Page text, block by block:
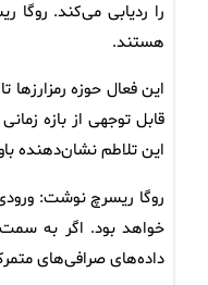
را ردیابی می‌کند.
هستند.
قابل توجهی از بازه
این تلاطم نشان‌دهنده
روگا ریسرچ نوشت:
داده‌های صرافی‌های